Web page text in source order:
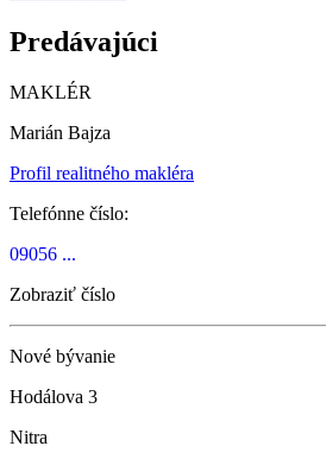
Predávajúci
MAKLÉR
Marián Bajza
Profil realitného makléra
Telefónne číslo:
09056 ...
Zobraziť číslo
Nové bývanie
Hodálova 3
Nitra